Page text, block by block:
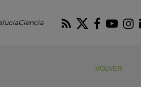
RSS Twitter
VOLVER